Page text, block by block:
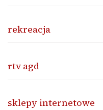
rekreacja
rtv agd
sklepy internetowe